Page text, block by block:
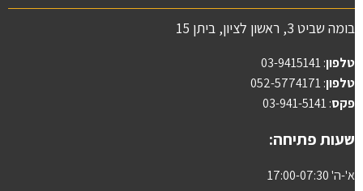
בומה שביט 3, ראשון לציון, ביתן 15
טלפון:
03-9415141
טלפון: 052-5774171
פקס: 03-941-5141
שעות פתיחה:
א'-ה' 17:00-07:30